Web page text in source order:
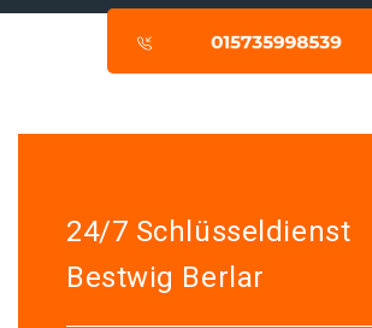
24/7 Schlüsseldienst
Bestwig Berlar